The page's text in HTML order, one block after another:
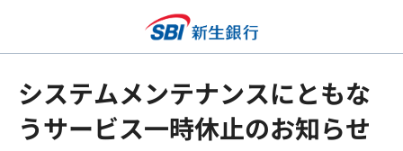
システムメンテナンスにともな
うサービス一時休止のお知らせ